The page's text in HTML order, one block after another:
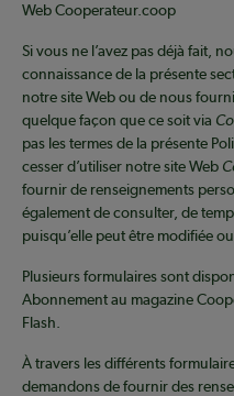
Web Cooperateur.coop
Si vous ne l’avez pas déjà fait,
connaissance de la présente
notre site Web ou de nous
quelque façon que ce soit via
pas les termes de la présente
cesser d’utiliser notre site Web
fournir de renseignements
également de consulter, de
puisqu’elle peut être modifiée
Plusieurs formulaires sont
Abonnement au magazine
Flash.
À travers les différents
demandons de fournir des